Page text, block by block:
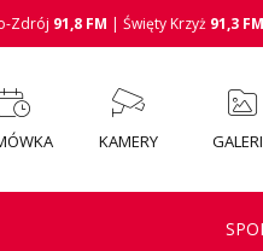
Zdrój 91,8 FM | Święty Krzyż 91,3 FM
KAMERY